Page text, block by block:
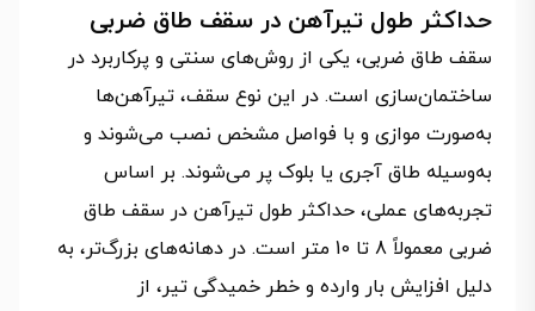
حداکثر طول تیرآهن در سقف طاق ضربی
سقف طاق ضربی، یکی از روش‌های سنتی و پرکاربرد در
ساختمان‌سازی است. در این نوع سقف، تیرآهن‌ها
به‌صورت موازی و با فواصل مشخص نصب می‌شوند و
به‌وسیله طاق آجری یا بلوک پر می‌شوند. بر اساس
تجربه‌های عملی، حداکثر طول تیرآهن در سقف طاق
ضربی معمولاً 8 تا 10 متر است. در دهانه‌های بزرگ‌تر، به
دلیل افزایش بار وارده و خطر خمیدگی تیر، از